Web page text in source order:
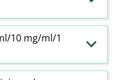
10 mg/ml/1